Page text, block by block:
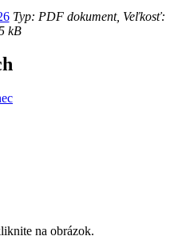
Typ: PDF dokument, Veľkosť:
kB
na obrázok.